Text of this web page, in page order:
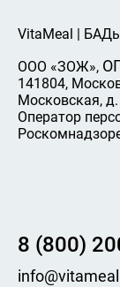
VitaMeal |
ООО «ЗОЖ»,
141804,
Московская,
Оператор
8 (800)